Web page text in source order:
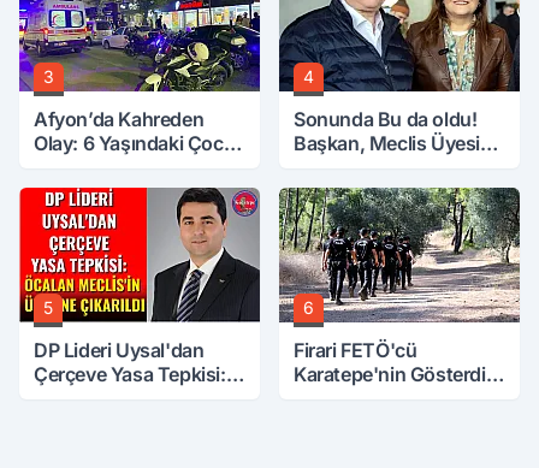
3
Afyon’da Kahreden
Olay: 6 Yaşındaki Çocuk
4
Sonunda Bu da oldu!
Başkan, Meclis Üyesini
Attırdı
5
DP Lideri Uysal'dan
Çerçeve Yasa Tepkisi:
6
Firari FETÖ'cü
Karatepe'nin Gösterdiği